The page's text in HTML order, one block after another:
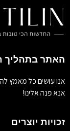
האתר בתהליך
אנו עושים כל מאמץ
אנא פנה אלינו!
זכויות יוצרים